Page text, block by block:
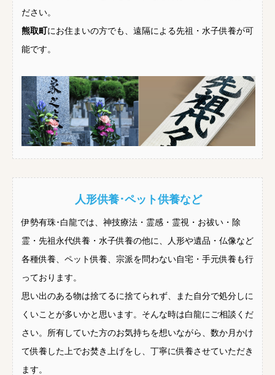
ださい。
熊取町 にお住まいの方でも、遠隔による先祖・水子供養が可
能です。
人形供養･ペット供養など
伊勢有珠･白龍では、神技療法・霊感・霊視・お祓い・除
霊・先祖永代供養・水子供養の他に、人形や遺品・仏像など
各種供養、ペット供養、宗派を問わない自宅・手元供養も行
っております。
思い出のある物は捨てるに捨てられず、また自分で処分しに
くいことが多いかと思います。そんな時は白龍にご相談くだ
さい。所有していた方のお気持ちを想いながら、数か月かけ
て供養した上でお焚き上げをし、丁寧に供養させていただき
ます。